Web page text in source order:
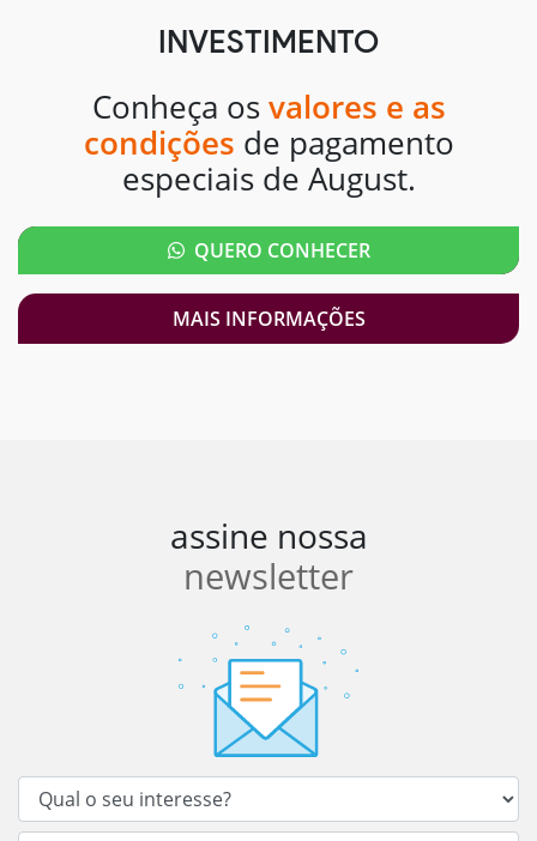
INVESTIMENTO
Conheça os valores e as
condições de pagamento
especiais de August.
QUERO CONHECER
MAIS INFORMAÇÕES
assine nossa
newsletter